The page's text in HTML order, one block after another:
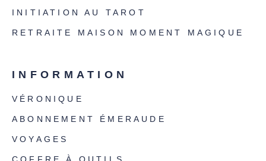
INITIATION AU TAROT
RETRAITE MAISON MOMENT MAGIQUE
INFORMATION
VÉRONIQUE
ABONNEMENT ÉMERAUDE
VOYAGES
COFFRE À OUTILS